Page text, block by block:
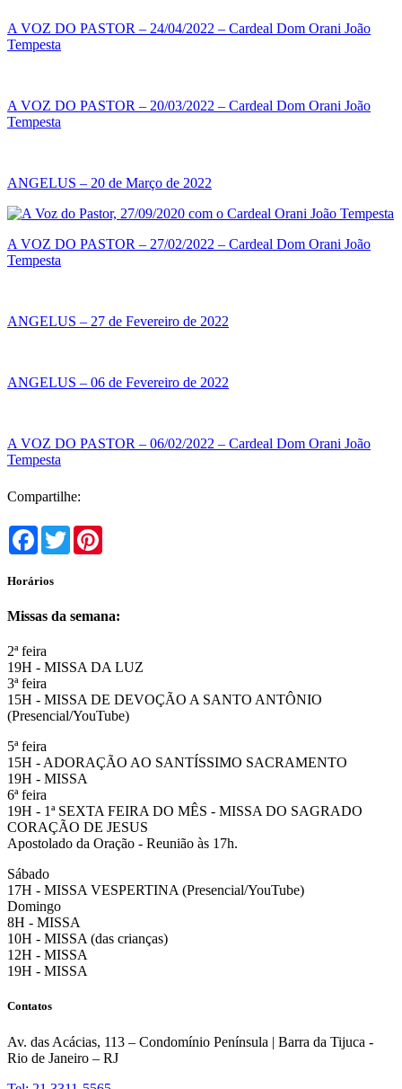
A VOZ DO PASTOR – 24/04/2022 – Cardeal Dom Orani João
Tempesta
A VOZ DO PASTOR – 20/03/2022 – Cardeal Dom Orani João
Tempesta
ANGELUS – 20 de Março de 2022
A VOZ DO PASTOR – 27/02/2022 – Cardeal Dom Orani João
Tempesta
ANGELUS – 27 de Fevereiro de 2022
ANGELUS – 06 de Fevereiro de 2022
A VOZ DO PASTOR – 06/02/2022 – Cardeal Dom Orani João
Tempesta
Compartilhe:
Facebook
Twitter
Horários
Missas da semana:
2ª feira
19H - MISSA DA LUZ
3ª feira
15H - MISSA DE DEVOÇÃO A SANTO ANTÔNIO
(Presencial/YouTube)
5ª feira
15H - ADORAÇÃO AO SANTÍSSIMO SACRAMENTO
19H - MISSA
6ª feira
19H - 1ª SEXTA FEIRA DO MÊS - MISSA DO SAGRADO
CORAÇÃO DE JESUS
Apostolado da Oração - Reunião às 17h.
Sábado
17H - MISSA VESPERTINA (Presencial/YouTube)
Domingo
8H - MISSA
10H - MISSA (das crianças)
12H - MISSA
19H - MISSA
Contatos
Av. das Acácias, 113 – Condomínio Península | Barra da Tijuca -
Rio de Janeiro – RJ